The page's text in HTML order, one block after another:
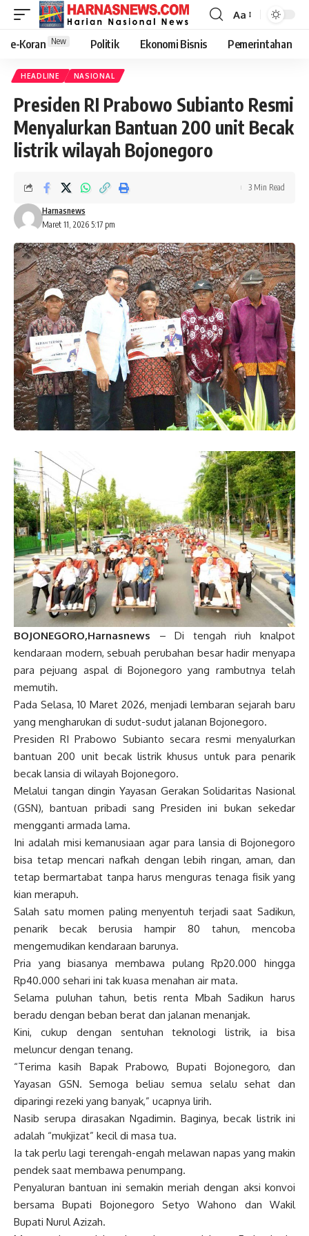
Aa
e-Koran New Politik Ekonomi Bisnis Pemerintahan
HEADLINE NASIONAL
Presiden RI Prabowo Subianto Resmi
Menyalurkan Bantuan 200 unit Becak
listrik wilayah Bojonegoro
Maret 11, 2026 5:17 pm
Harnasnews
3 Min Read
BOJONEGORO,Harnasnews – Di tengah riuh knalpot
kendaraan modern, sebuah perubahan besar hadir menyapa
para pejuang aspal di Bojonegoro yang rambutnya telah
memutih.
Pada Selasa, 10 Maret 2026, menjadi lembaran sejarah baru
yang mengharukan di sudut-sudut jalanan Bojonegoro.
Presiden RI Prabowo Subianto secara resmi menyalurkan
bantuan 200 unit becak listrik khusus untuk para penarik
becak lansia di wilayah Bojonegoro.
Melalui tangan dingin Yayasan Gerakan Solidaritas Nasional
(GSN), bantuan pribadi sang Presiden ini bukan sekedar
mengganti armada lama.
Ini adalah misi kemanusiaan agar para lansia di Bojonegoro
bisa tetap mencari nafkah dengan lebih ringan, aman, dan
tetap bermartabat tanpa harus menguras tenaga fisik yang
kian merapuh.
Salah satu momen paling menyentuh terjadi saat Sadikun,
penarik becak berusia hampir 80 tahun, mencoba
mengemudikan kendaraan barunya.
Pria yang biasanya membawa pulang Rp20.000 hingga
Rp40.000 sehari ini tak kuasa menahan air mata.
Selama puluhan tahun, betis renta Mbah Sadikun harus
beradu dengan beban berat dan jalanan menanjak.
Kini, cukup dengan sentuhan teknologi listrik, ia bisa
meluncur dengan tenang.
“Terima kasih Bapak Prabowo, Bupati Bojonegoro, dan
Yayasan GSN. Semoga beliau semua selalu sehat dan
diparingi rezeki yang banyak,” ucapnya lirih.
Nasib serupa dirasakan Ngadimin. Baginya, becak listrik ini
adalah “mukjizat” kecil di masa tua.
Ia tak perlu lagi terengah-engah melawan napas yang makin
pendek saat membawa penumpang.
Penyaluran bantuan ini semakin meriah dengan aksi konvoi
bersama Bupati Bojonegoro Setyo Wahono dan Wakil
Bupati Nurul Azizah.